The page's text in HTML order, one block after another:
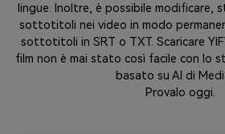
lingue. Inoltre, è possibile modificare,
sottotitoli nei video in modo
sottotitoli in SRT o TXT. Scaricare
film non è mai stato così facile con lo
basato su AI di
Provalo oggi.